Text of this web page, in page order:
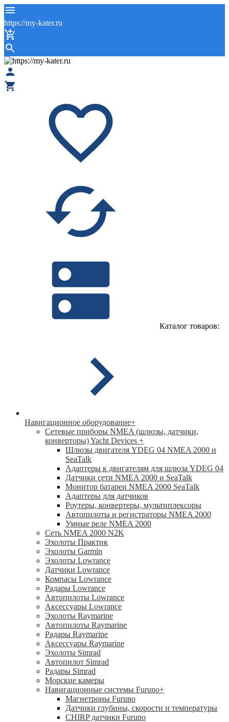
https://my-kater.ru
Каталог товаров:
Навигационное оборудование+
Сетевые приборы NMEA (шлюзы, датчики,
конверторы) Yacht Devices +
Шлюзы двигателя YDEG 04 NMEA 2000 и
SeaTalk
Адаптеры к двигателям для шлюза YDEG 04
Датчики сети NMEA 2000 и SeaTalk
Монитор батареи NMEA 2000 SeaTalk
Адаптеры для датчиков
Роутеры, конвертеры, мультиплексоры
Автопилоты и регистраторы NMEA 2000
Умные реле NMEA 2000
Сеть NMEA 2000 N2K
Эхолоты Практик
Эхолоты Garmin
Эхолоты Lowrance
Датчики Lowrance
Компасы Lowrance
Радары Lowrance
Автопилоты Lowrance
Аксессуары Lowrance
Эхолоты Raymarine
Автопилоты Raymarine
Радары Raymarine
Аксессуары Raymarine
Эхолоты Simrad
Автопилот Simrad
Радары Simrad
Морские камеры
Навигационные системы Furuno+
Магнетроны Furuno
Датчики глубины, скорости и температуры
CHIRP датчики Furuno